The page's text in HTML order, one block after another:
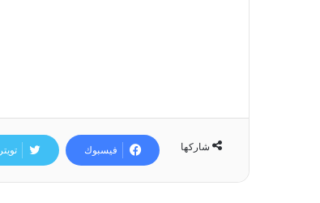
شاركها فيسبوك تويتر